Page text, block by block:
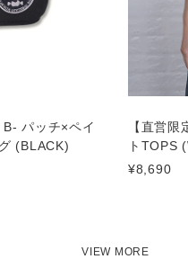
B- パッチ×ペイ
グ (BLACK)
【直営
トTOPS
¥8,690
VIEW MORE